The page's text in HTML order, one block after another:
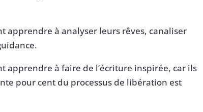
apprendre à analyser leurs rêves, canaliser
apprendre à faire de l’écriture inspirée, car ils
pour cent du processus de libération est